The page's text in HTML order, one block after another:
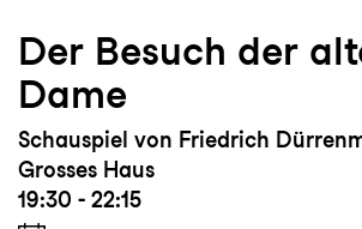
Der Besuch der
Dame
Schauspiel von Friedrich
Grosses Haus
19:30 - 22:15